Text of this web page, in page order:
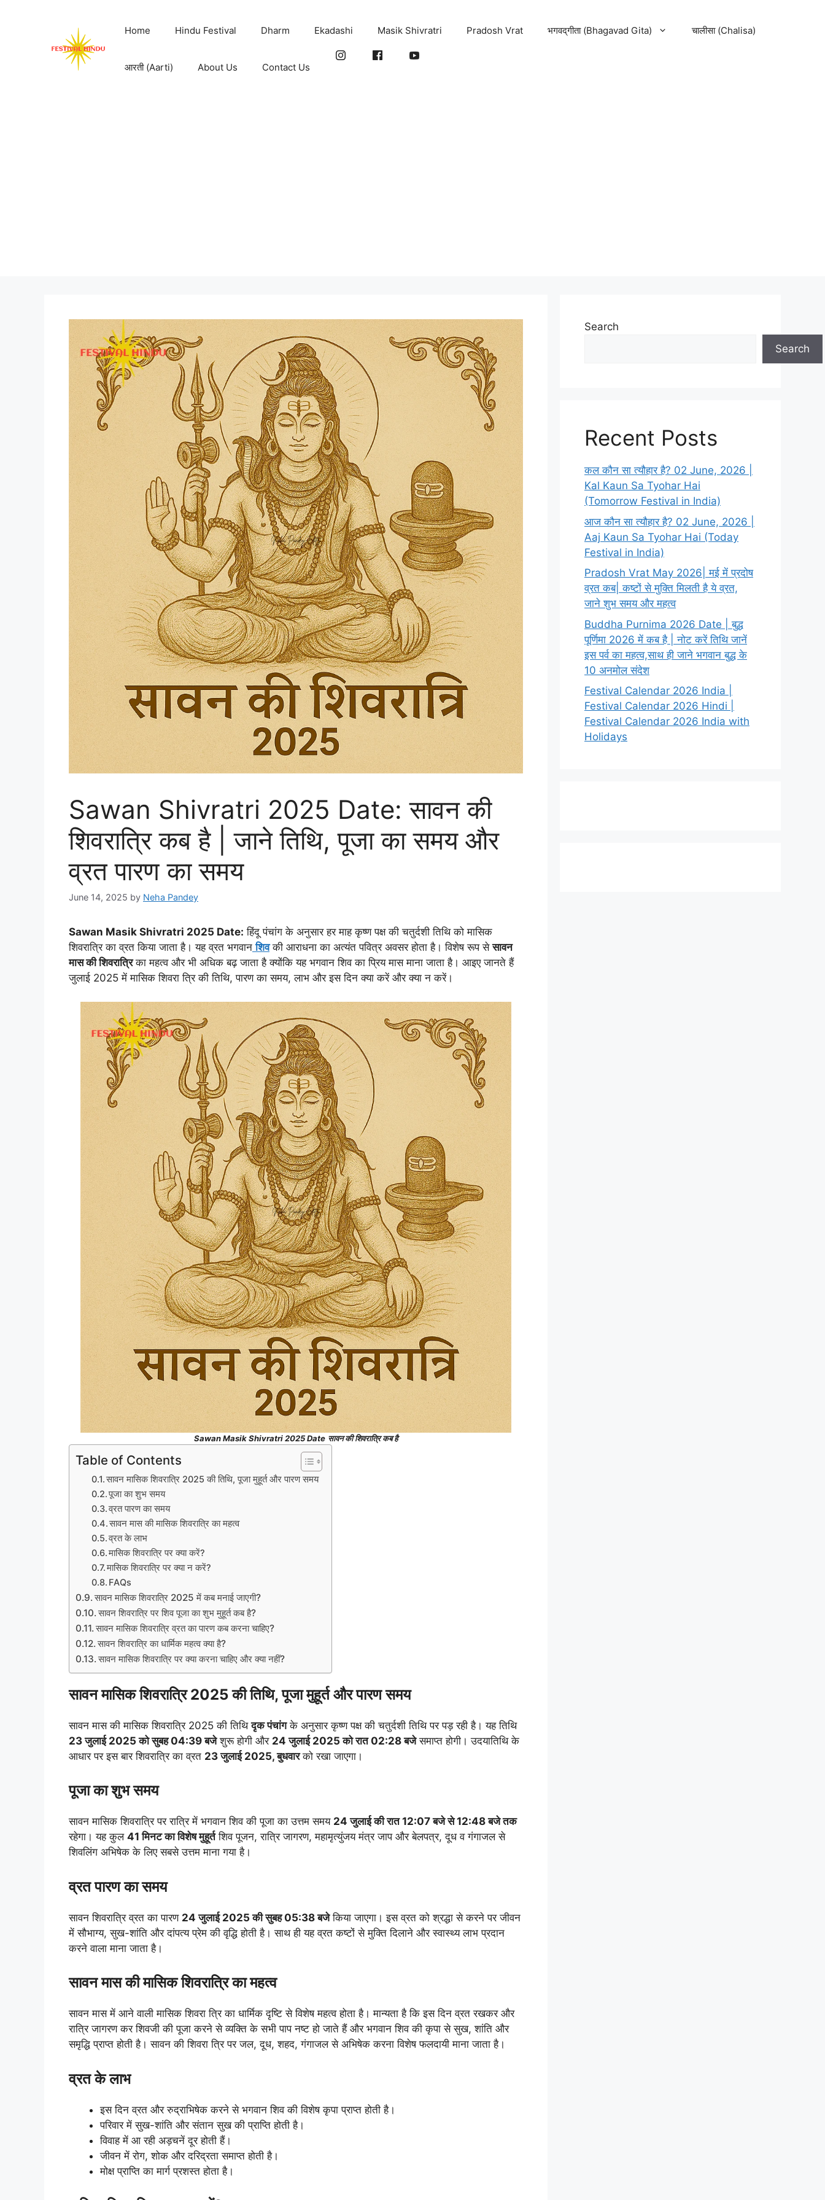
Home Hindu Festival Dharm Ekadashi Masik Shivratri Pradosh Vrat भगवद्‌गीता (Bhagavad Gita) चालीसा (Chalisa)
आरती (Aarti) About Us Contact Us
Sawan Shivratri 2025 Date: सावन की
शिवरात्रि कब है | जाने तिथि, पूजा का समय और
व्रत पारण का समय
June 14, 2025 by Neha Pandey
Sawan Masik Shivratri 2025 Date: हिंदू पंचांग के अनुसार हर माह कृष्ण पक्ष की चतुर्दशी तिथि को मासिक
शिवरात्रि का व्रत किया जाता है। यह व्रत भगवान शिवकी आराधना का अत्यंत पवित्र अवसर होता है। विशेष रूप सेसावन
मास की शिवरात्रिका महत्व और भी अधिक बढ़ जाता है क्योंकि यह भगवान शिव का प्रिय मास माना जाता है। आइए जानते हैं
जुलाई 2025 में मासिक शिवरा त्रि की तिथि, पारण का समय, लाभ और इस दिन क्या करें और क्या न करें।
Sawan Masik Shivratri 2025 Date सावन की शिवरात्रि कब है
Table of Contents
सावन मासिक शिवरात्रि 2025 की तिथि, पूजा मुहूर्त और पारण समय
पूजा का शुभ समय
व्रत पारण का समय
सावन मास की मासिक शिवरात्रि का महत्व
व्रत के लाभ
मासिक शिवरात्रि पर क्या करें?
मासिक शिवरात्रि पर क्या न करें?
FAQs
सावन मासिक शिवरात्रि 2025 में कब मनाई जाएगी?
सावन शिवरात्रि पर शिव पूजा का शुभ मुहूर्त कब है?
सावन मासिक शिवरात्रि व्रत का पारण कब करना चाहिए?
सावन शिवरात्रि का धार्मिक महत्व क्या है?
सावन मासिक शिवरात्रि पर क्या करना चाहिए और क्या नहीं?
सावन मासिक शिवरात्रि 2025 की तिथि, पूजा मुहूर्त और पारण समय
सावन मास की मासिक शिवरात्रि 2025 की तिथिदृक पंचांगके अनुसार कृष्ण पक्ष की चतुर्दशी तिथि पर पड़ रही है। यह तिथि
23 जुलाई 2025 को सुबह 04:39 बजेशुरू होगी और 24 जुलाई 2025 को रात 02:28 बजेसमाप्त होगी। उदयातिथि के
आधार पर इस बार शिवरात्रि का व्रत 23 जुलाई 2025, बुधवारको रखा जाएगा।
पूजा का शुभ समय
सावन मासिक शिवरात्रि पर रात्रि में भगवान शिव की पूजा का उत्तम समय 24 जुलाई की रात 12:07 बजे से 12:48 बजे तक
रहेगा। यह कुल 41 मिनट का विशेष मुहूर्तशिव पूजन, रात्रि जागरण, महामृत्युंजय मंत्र जाप और बेलपत्र, दूध व गंगाजल से
शिवलिंग अभिषेक के लिए सबसे उत्तम माना गया है।
व्रत पारण का समय
सावन शिवरात्रि व्रत का पारण 24 जुलाई 2025 की सुबह 05:38 बजेकिया जाएगा। इस व्रत को श्रद्धा से करने पर जीवन
में सौभाग्य, सुख-शांति और दांपत्य प्रेम की वृद्धि होती है। साथ ही यह व्रत कष्टों से मुक्ति दिलाने और स्वास्थ्य लाभ प्रदान
करने वाला माना जाता है।
सावन मास की मासिक शिवरात्रि का महत्व
सावन मास में आने वाली मासिक शिवरा त्रि का धार्मिक दृष्टि से विशेष महत्व होता है। मान्यता है कि इस दिन व्रत रखकर और
रात्रि जागरण कर शिवजी की पूजा करने से व्यक्ति के सभी पाप नष्ट हो जाते हैं और भगवान शिव की कृपा से सुख, शांति और
समृद्धि प्राप्त होती है। सावन की शिवरा त्रि पर जल, दूध, शहद, गंगाजल से अभिषेक करना विशेष फलदायी माना जाता है।
व्रत के लाभ
इस दिन व्रत और रुद्राभिषेक करने से भगवान शिव की विशेष कृपा प्राप्त होती है।
परिवार में सुख-शांति और संतान सुख की प्राप्ति होती है।
विवाह में आ रही अड़चनें दूर होती हैं।
जीवन में रोग, शोक और दरिद्रता समाप्त होती है।
मोक्ष प्राप्ति का मार्ग प्रशस्त होता है।
Search
Search
Recent Posts
कल कौन सा त्यौहार है? 02 June, 2026 |
Kal Kaun Sa Tyohar Hai
(Tomorrow Festival in India)
आज कौन सा त्यौहार है? 02 June, 2026 |
Aaj Kaun Sa Tyohar Hai (Today
Festival in India)
Pradosh Vrat May 2026| मई में प्रदोष
व्रत कब| कष्टों से मुक्ति मिलती है ये व्रत,
जाने शुभ समय और महत्व
Buddha Purnima 2026 Date | बुद्ध
पूर्णिमा 2026 में कब है | नोट करें तिथि जानें
इस पर्व का महत्व,साथ ही जाने भगवान बुद्ध के
10 अनमोल संदेश
Festival Calendar 2026 India |
Festival Calendar 2026 Hindi |
Festival Calendar 2026 India with
Holidays